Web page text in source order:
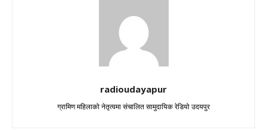
radioudayapur
ग्रामिण महिलाको नेतृत्वमा संचालित सामुदायिक रेडियो उदयपुर